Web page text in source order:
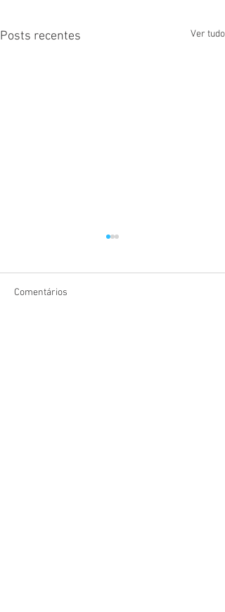
Posts recentes Ver tudo
Comentários